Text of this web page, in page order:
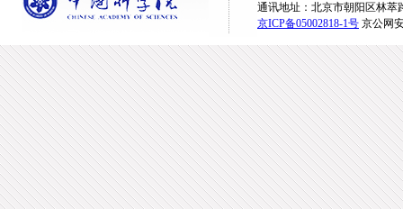
通讯地址：北京市朝阳区林萃
京ICP备05002818-1号 京公网